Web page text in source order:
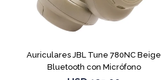
Auriculares JBL Tune 780NC Beige
Bluetooth con Micrófono